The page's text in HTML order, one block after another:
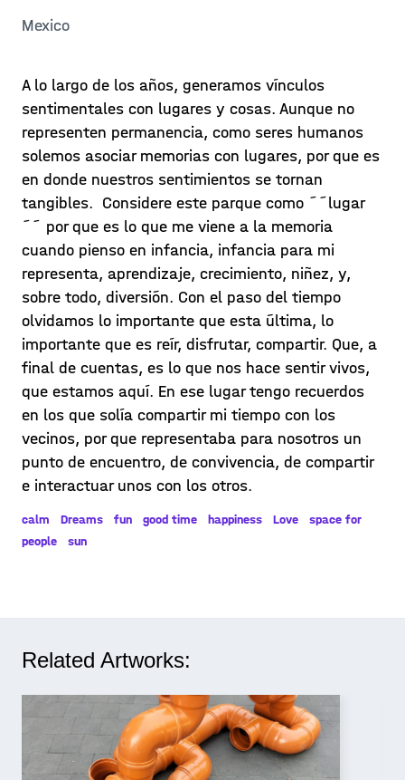
Mexico
A lo largo de los años, generamos vínculos
sentimentales con lugares y cosas. Aunque no
representen permanencia, como seres humanos
solemos asociar memorias con lugares, por que es
en donde nuestros sentimientos se tornan
tangibles. Considere este parque como ´´lugar
´´ por que es lo que me viene a la memoria
cuando pienso en infancia, infancia para mi
representa, aprendizaje, crecimiento, niñez, y,
sobre todo, diversión. Con el paso del tiempo
olvidamos lo importante que esta última, lo
importante que es reír, disfrutar, compartir. Que, a
final de cuentas, es lo que nos hace sentir vivos,
que estamos aquí. En ese lugar tengo recuerdos
en los que solía compartir mi tiempo con los
vecinos, por que representaba para nosotros un
punto de encuentro, de convivencia, de compartir
e interactuar unos con los otros.
calm Dreams fun good time happiness Love
space for
people
sun
Related Artworks: